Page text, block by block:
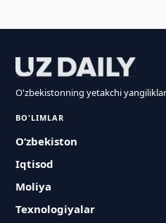
O'zbekistonning yetakchi
BO'LIMLAR
O‘zbekiston
Iqtisod
Moliya
Texnologiyalar